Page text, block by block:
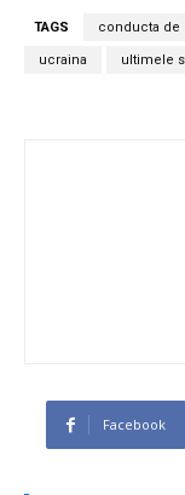
TAGS conducta de
ucraina ultimele
Facebook